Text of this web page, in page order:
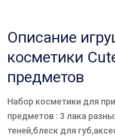
Описание
косметики
предметов
Набор косметики для
предметов : 3 лака
теней,блеск для